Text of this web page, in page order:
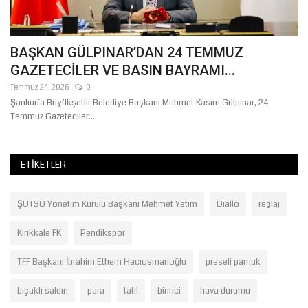
BAŞKAN GÜLPINAR’DAN 24 TEMMUZ
GAZETECİLER VE BASIN BAYRAMI...
Temmuz 24, 2026 0
Şanlıurfa Büyükşehir Belediye Başkanı Mehmet Kasım Gülpınar, 24
Temmuz Gazeteciler...
ETIKETLER
ŞUTSO Yönetim Kurulu Başkanı Mehmet Yetim Diallo reglaj
Kırıkkale FK Pendikspor
TFF Başkanı İbrahim Ethem Hacıosmanoğlu preseli pamuk
bıçaklı saldırı para tatil birinci hava durumu